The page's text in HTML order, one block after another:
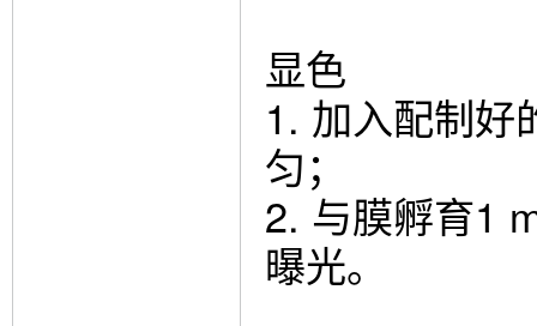
显色
1. 加入配制好
匀；
2. 与膜孵育1
曝光。